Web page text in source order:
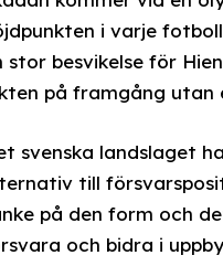
i varje
stor besvikelse för
på framgång utan
svenska landslaget
till
på den form och
och bidra i